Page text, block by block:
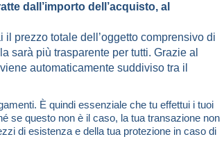
dall’importo dell’acquisto, al
prezzo totale dell’oggetto comprensivo di
sarà più trasparente per tutti. Grazie al
automaticamente suddiviso tra il
È quindi essenziale che tu effettui i tuoi
se questo non è il caso, la tua transazione non
di esistenza e della tua protezione in caso di